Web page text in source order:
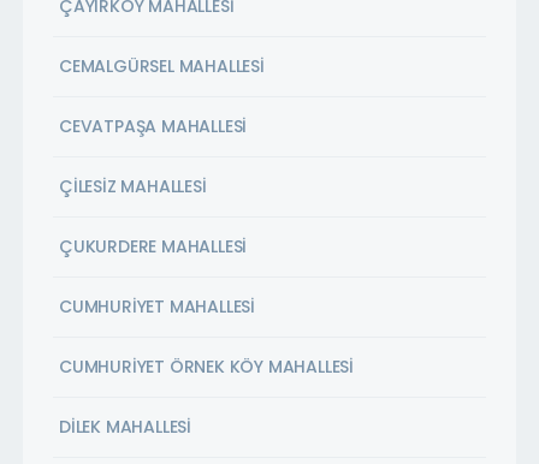
ÇAYIRKÖY MAHALLESİ
CEMALGÜRSEL MAHALLESİ
CEVATPAŞA MAHALLESİ
ÇİLESİZ MAHALLESİ
ÇUKURDERE MAHALLESİ
CUMHURİYET MAHALLESİ
CUMHURİYET ÖRNEK KÖY MAHALLESİ
DİLEK MAHALLESİ